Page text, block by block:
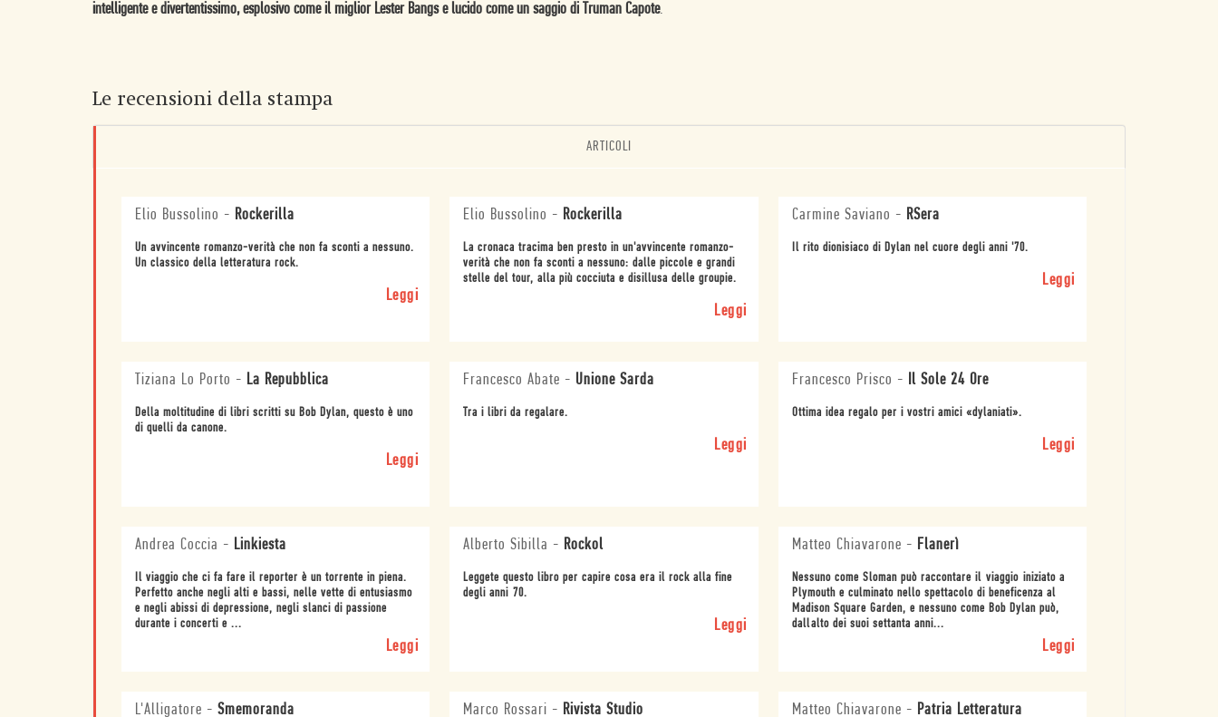
intelligente e divertentissimo, esplosivo come il miglior Lester Bangs e lucido come un saggio di Truman Capote.
Le recensioni della stampa
ARTICOLI
Elio Bussolino - Rockerilla
Un avvincente romanzo-verità che non fa sconti a nessuno.
Un classico della letteratura rock.
Leggi
Elio Bussolino - Rockerilla
La cronaca tracima ben presto in un'avvincente romanzo-
verità che non fa sconti a nessuno: dalle piccole e grandi
stelle del tour, alla più cocciuta e disillusa delle groupie.
Leggi
Carmine Saviano - RSera
Il rito dionisiaco di Dylan nel cuore degli anni '70.
Leggi
Tiziana Lo Porto - La Repubblica
Della moltitudine di libri scritti su Bob Dylan, questo è uno
di quelli da canone.
Leggi
Francesco Abate - Unione Sarda
Tra i libri da regalare.
Leggi
Francesco Prisco - Il Sole 24 Ore
Ottima idea regalo per i vostri amici «dylaniati».
Leggi
Andrea Coccia - Linkiesta
Il viaggio che ci fa fare il reporter è un torrente in piena.
Perfetto anche negli alti e bassi, nelle vette di entusiasmo
e negli abissi di depressione, negli slanci di passione
durante i concerti e ...
Leggi
Alberto Sibilla - Rockol
Leggete questo libro per capire cosa era il rock alla fine
degli anni 70.
Leggi
Matteo Chiavarone - Flanerì
Nessuno come Sloman può raccontare il viaggio iniziato a
Plymouth e culminato nello spettacolo di beneficenza al
Madison Square Garden, e nessuno come Bob Dylan può,
dallalto dei suoi settanta anni...
Leggi
L'Alligatore - Smemoranda Marco Rossari - Rivista Studio Matteo Chiavarone - Patria Letteratura